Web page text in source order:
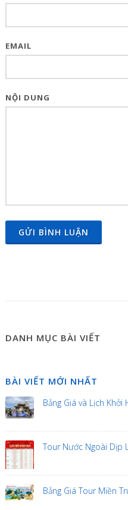
EMAIL
NỘI DUNG
GỬI BÌNH LUẬN
DANH MỤC BÀI VIẾT
BÀI VIẾT MỚI NHẤT
Bảng Giá và Lịch
Tour Nước Ngoài Dịp
Bảng Giá Tour Miền